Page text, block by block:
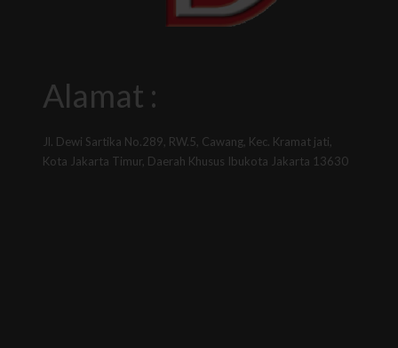
Alamat :
Jl. Dewi Sartika No.289, RW.5, Cawang, Kec. Kramat jati,
Kota Jakarta Timur, Daerah Khusus Ibukota Jakarta 13630